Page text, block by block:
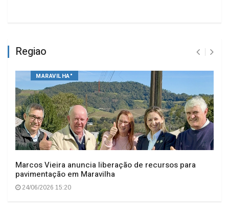
Regiao
MARAVILHA"
Marcos Vieira anuncia liberação de recursos para
pavimentação em Maravilha
24/06/2026 15:20